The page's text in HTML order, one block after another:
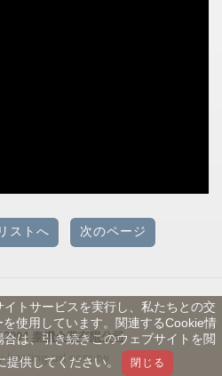
リストへ 次のページ
泰鑽企業有限公司
hosting.url.com.tw
トサービスを実行し、私たちとの交
使用しています。関連するCookie情
は、引き続きこのウェブサイトを閲
供してください。